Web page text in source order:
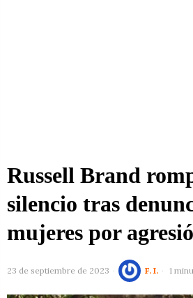
Russell Brand
silencio tras
mujeres por
23 de septiembre de 2023 F. I. 1